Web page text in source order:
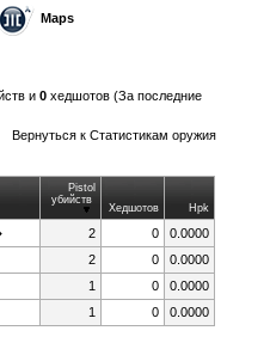
Maps
и0 хедшотов (За последние
Вернуться к Статистикам оружия
Pistol
убийств
Хедшотов Hpk
2 0
0.0000
2 0
0.0000
1 0
0.0000
1 0 0.0000